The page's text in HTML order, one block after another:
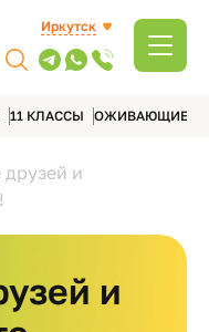
Иркутск
11 КЛАССЫ ОЖИВАЮЩИЕ
и
и